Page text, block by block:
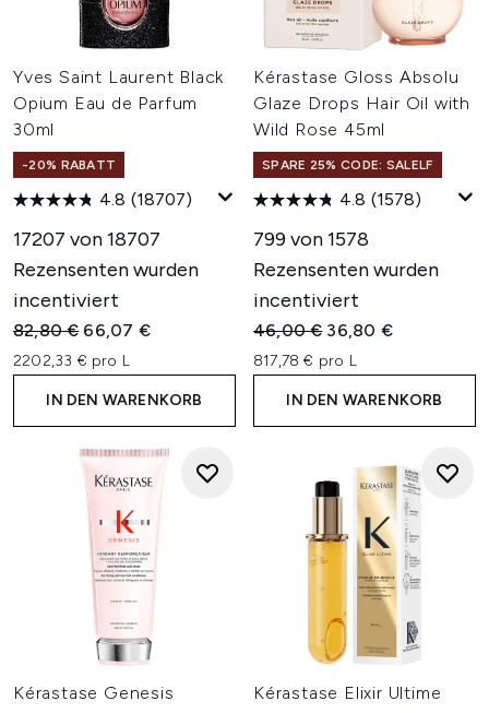
Yves Saint Laurent Black
Opium Eau de Parfum
30ml
-20% RABATT
4.8 (18707)
17207 von 18707
Rezensenten wurden
incentiviert
Unverbindliche Preisempfehlung:
82,80 € Aktueller Preis:
66,07 €
2202,33 € pro L
IN DEN WARENKORB
Kérastase Gloss Absolu
Glaze Drops Hair Oil with
Wild Rose 45ml
SPARE 25% CODE: SALELF
4.8 (1578)
799 von 1578
Rezensenten wurden
incentiviert
Unverbindliche
46,00 € Aktueller Preis:
36,80 €
817,78 € pro L
IN DEN WARENKORB
Kérastase Genesis
Kérastase Elixir Ultime